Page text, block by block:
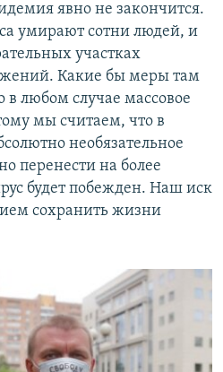
явно не закончится.
умирают сотни людей, и
участках
Какие бы меры там
любом случае массовое
мы считаем, что в
необязательное
перенести на более
будет побежден. Наш иск
сохранить жизни